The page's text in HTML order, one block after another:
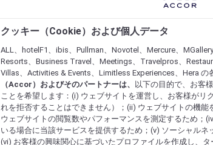
クッキー（Cookie）および個人データ
ALL、hotelF1、ibis、Pullman、Novotel、Mercure、
Resorts、Business Travel、Meetings、Travelpros、
Villas、Activities & Events、Limitless Experiences、Hera
（Accor）およびそのパートナーは、
以下の目的で、お客
ことを希望します：(i) ウェブサイトを運営し、お客様がリ
れを拒否することはできません）；(ii) ウェブサイトの機
ウェブサイトの閲覧数やパフォーマンスを測定するため；
いる場合に当該サービスを提供するため；(v) ソーシャルネ
(vi) お客様の興味関心に基づいたプロファイルを作成し、